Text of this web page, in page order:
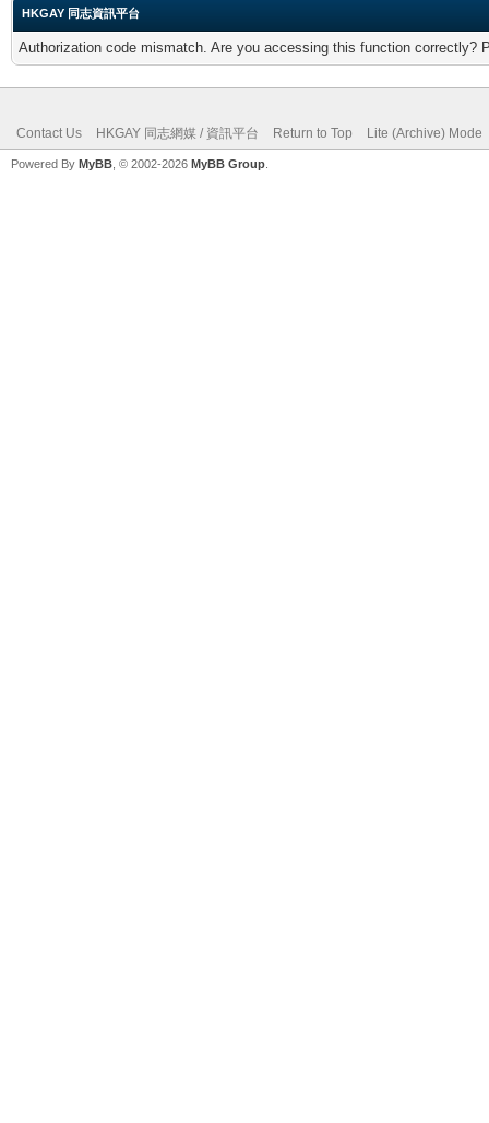
HKGAY 同志資訊平台
Authorization code mismatch. Are you accessing this function correctly?
Contact Us HKGAY 同志網媒 / 資訊平台 Return to Top Lite (Archive) Mode
Powered By MyBB , © 2002-2026 MyBB Group